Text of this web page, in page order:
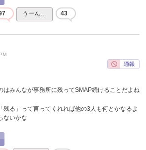
うーん… 43
はみんなが事務所に残ってSMAP続けることだよね
残る」って言ってくれれば他の3人も何とかなるよ
ないかな